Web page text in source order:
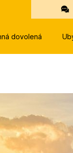
dovolená